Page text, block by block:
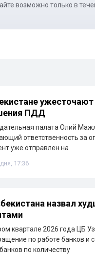
возможно только в
ужесточают
ПДД
палата Олий
ответственность за
уже отправлен на
17:36
назвал
квартале 2026 года ЦБ
по работе банков и
по количеству